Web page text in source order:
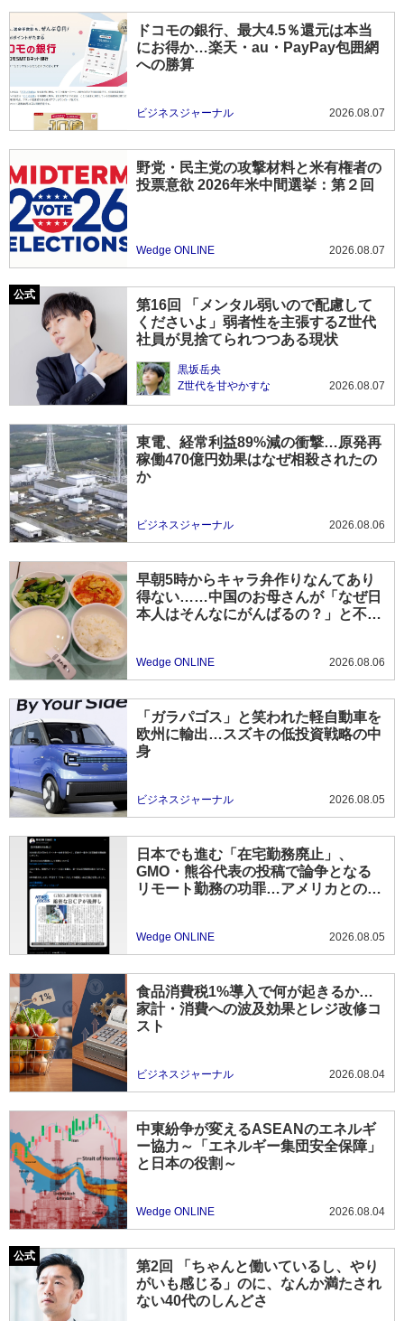
ドコモの銀行、最大4.5％還元は本当
にお得か…楽天・au・PayPay包囲網
への勝算
ビジネスジャーナル 2026.08.07
野党・民主党の攻撃材料と米有権者の
投票意欲 2026年米中間選挙：第２回
Wedge ONLINE 2026.08.07
第16回 「メンタル弱いので配慮して
くださいよ」弱者性を主張するZ世代
社員が見捨てられつつある現状
黒坂岳央
Z世代を甘やかすな
2026.08.07
東電、経常利益89%減の衝撃…原発再
稼働470億円効果はなぜ相殺されたの
か
ビジネスジャーナル 2026.08.06
早朝5時からキャラ弁作りなんてあり
得ない……中国のお母さんが「なぜ日
本人はそんなにがんばるの？」と不思
Wedge ONLINE 2026.08.06
「ガラパゴス」と笑われた軽自動車を
欧州に輸出…スズキの低投資戦略の中
身
ビジネスジャーナル 2026.08.05
日本でも進む「在宅勤務廃止」、
GMO・熊谷代表の投稿で論争となる
リモート勤務の功罪…アメリカとの違
Wedge ONLINE 2026.08.05
食品消費税1%導入で何が起きるか…
家計・消費への波及効果とレジ改修コ
スト
ビジネスジャーナル 2026.08.04
中東紛争が変えるASEANのエネルギ
ー協力～「エネルギー集団安全保障」
と日本の役割～
Wedge ONLINE 2026.08.04
第2回 「ちゃんと働いているし、やり
がいも感じる」のに、なんか満たされ
ない40代のしんどさ